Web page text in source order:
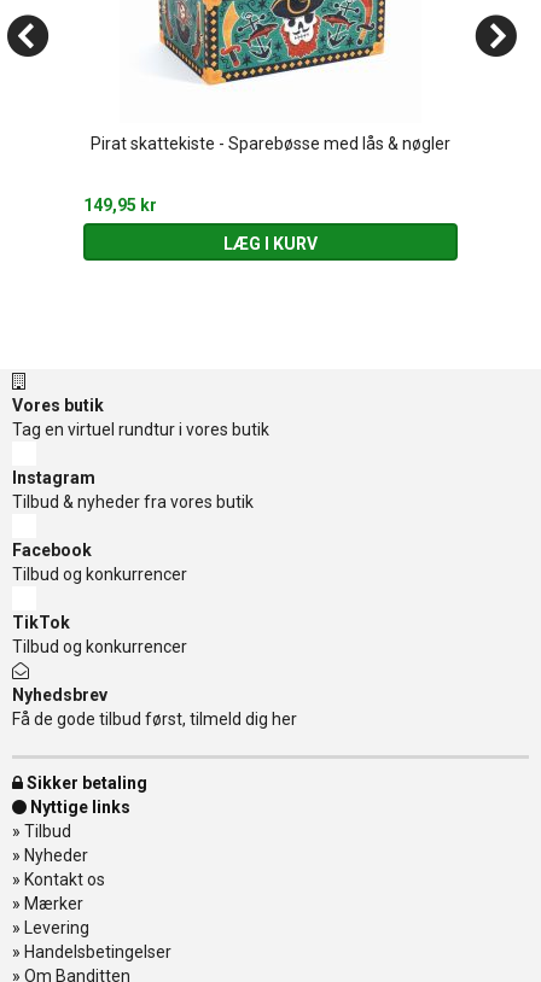
Pirat skattekiste - Sparebøsse med lås & nøgler
149,95 kr
LÆG I KURV
Vores butik
Tag en virtuel rundtur i vores butik
Instagram
Tilbud & nyheder fra vores butik
Facebook
Tilbud og konkurrencer
TikTok
Tilbud og konkurrencer
Nyhedsbrev
Få de gode tilbud først, tilmeld dig her
Sikker betaling
Nyttige links
» Tilbud
» Nyheder
» Kontakt os
» Mærker
» Levering
» Handelsbetingelser
» Om Banditten